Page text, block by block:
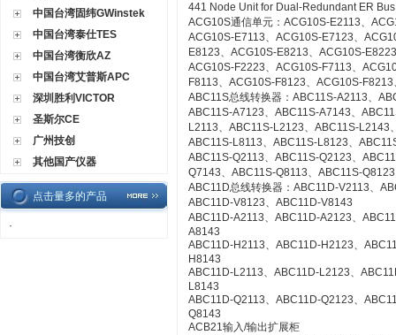
中国台湾固纬GWinstek
中国台湾泰仕TES
中国台湾衡欣AZ
中国台湾艾普斯APC
深圳胜利VICTOR
圣斯尔CE
广州技创
其他国产仪器
点击量多的产品
·
441 Node Unit for Dual-Redundant ER
ACG10S通信单元：ACG10S-E2113、
ACG10S-E7113、ACG10S-E7123、
E8123、ACG10S-E8213、ACG10S-
ACG10S-F2223、ACG10S-F7113、
F8113、ACG10S-F8123、ACG10S-
ABC11S总线转换器：ABC11S-A2113、
ABC11S-A7123、ABC11S-A7143、
L2113、ABC11S-L2123、ABC11S-
ABC11S-L8113、ABC11S-L8123、
ABC11S-Q2113、ABC11S-Q2123、
Q7143、ABC11S-Q8113、ABC11S-
ABC11D总线转换器：ABC11D-V2113、
ABC11D-V8123、ABC11D-V8143
ABC11D-A2113、ABC11D-A2123、
A8143
ABC11D-H2113、ABC11D-H2123、
H8143
ABC11D-L2113、ABC11D-L2123、
L8143
ABC11D-Q2113、ABC11D-Q2123、
Q8143
ACB21输入/输出扩展柜